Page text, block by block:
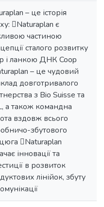
– це історія
Naturaplan є
частиною
сталого розвитку
і ланкою ДНК Coop
– це чудовий
довготривалого
з Bio Suisse та
а також командна
вздовж всього
збутового
Naturaplan
інновації та
в розвиток
лінійок, збуту